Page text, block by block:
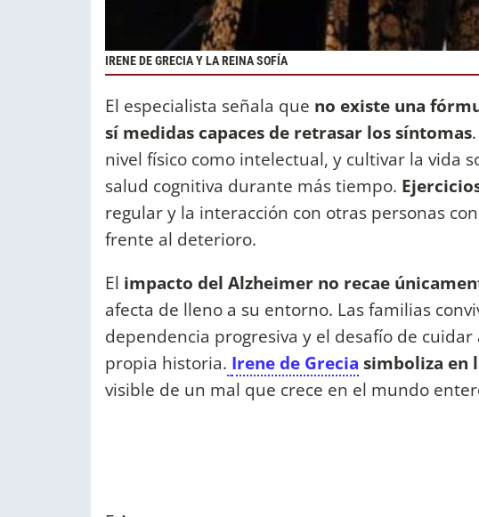
IRENE DE GRECIA Y LA REINA SOFÍA
El especialista señala que no existe una
sí medidas capaces de retrasar los síntomas
nivel físico como intelectual, y cultivar la vida
salud cognitiva durante más tiempo.
regular y la interacción con otras personas
frente al deterioro.
El impacto del Alzheimer no recae
afecta de lleno a su entorno. Las familias
dependencia progresiva y el desafío de
propia historia. Irene de Grecia simboliza en
visible de un mal que crece en el mundo